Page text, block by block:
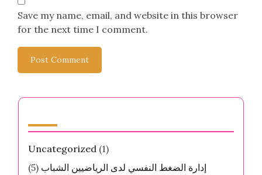
Save my name, email, and website in this browser
for the next time I comment.
Uncategorized (1)
إدارة الضغط النفسي لدى الرياضيين الشباب (5)